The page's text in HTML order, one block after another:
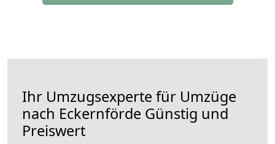
Ihr Umzugsexperte für Umzüge
nach Eckernförde Günstig und
Preiswert